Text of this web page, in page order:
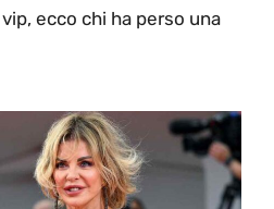
ecco chi ha perso una